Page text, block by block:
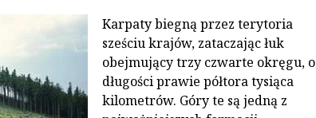
Karpaty biegną przez terytoria
sześciu krajów, zataczając łuk
obejmujący trzy czwarte okręgu, o
długości prawie półtora tysiąca
kilometrów. Góry te są jedną z